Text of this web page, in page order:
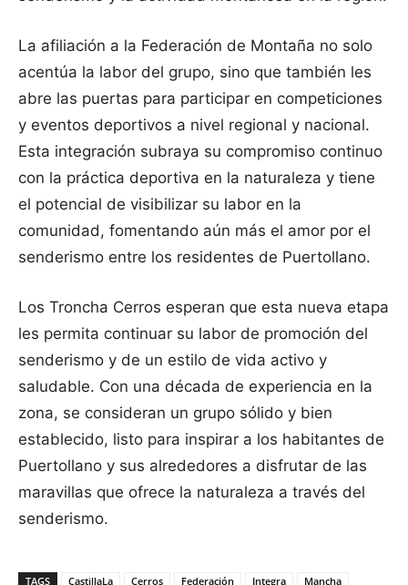
La afiliación a la Federación de Montaña no solo
acentúa la labor del grupo, sino que también les
abre las puertas para participar en competiciones
y eventos deportivos a nivel regional y nacional.
Esta integración subraya su compromiso continuo
con la práctica deportiva en la naturaleza y tiene
el potencial de visibilizar su labor en la
comunidad, fomentando aún más el amor por el
senderismo entre los residentes de Puertollano.
Los Troncha Cerros esperan que esta nueva etapa
les permita continuar su labor de promoción del
senderismo y de un estilo de vida activo y
saludable. Con una década de experiencia en la
zona, se consideran un grupo sólido y bien
establecido, listo para inspirar a los habitantes de
Puertollano y sus alrededores a disfrutar de las
maravillas que ofrece la naturaleza a través del
senderismo.
TAGS CastillaLa Cerros Federación Integra Mancha